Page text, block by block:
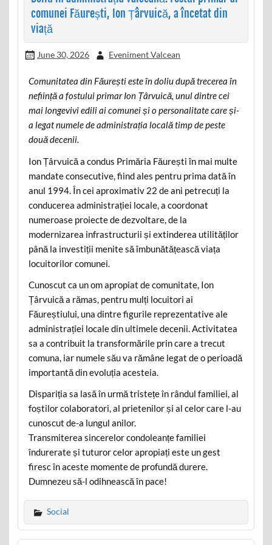
comunei Făurești, Ion Țârvuică, a încetat din
viață
June 30, 2026 Eveniment Valcean
Comunitatea din Făurești este în doliu după trecerea în
neființă a fostului primar Ion Țârvuică, unul dintre cei
mai longevivi edili ai comunei și o personalitate care și-
a legat numele de administrația locală timp de peste
două decenii.
Ion Țârvuică a condus Primăria Făurești în mai multe
mandate consecutive, fiind ales pentru prima dată în
anul 1994. În cei aproximativ 22 de ani petrecuți la
conducerea administrației locale, a coordonat
numeroase proiecte de dezvoltare, de la
modernizarea infrastructurii și extinderea utilităților
până la investiții menite să îmbunătățească viața
locuitorilor comunei.
Cunoscut ca un om apropiat de comunitate, Ion
Țârvuică a rămas, pentru mulți locuitori ai
Făureștiului, una dintre figurile reprezentative ale
administrației locale din ultimele decenii. Activitatea
sa a contribuit la transformările prin care a trecut
comuna, iar numele său va rămâne legat de o perioadă
importantă din evoluția acesteia.
Dispariția sa lasă în urmă tristețe în rândul familiei, al
foștilor colaboratori, al prietenilor și al celor care l-au
cunoscut de-a lungul anilor.
Transmiterea sincerelor condoleanțe familiei
îndurerate și tuturor celor apropiați este un gest
firesc în aceste momente de profundă durere.
Dumnezeu să-l odihnească în pace!
Social